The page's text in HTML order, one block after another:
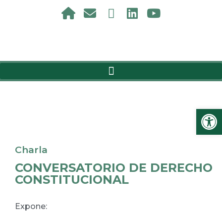
Charla
CONVERSATORIO DE DERECHO
CONSTITUCIONAL
Expone: